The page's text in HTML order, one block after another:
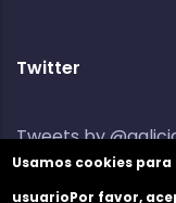
Twitter
Tweets by
Usamos cookies
usuarioPor favor,